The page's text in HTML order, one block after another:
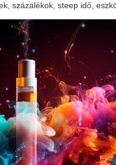
százalékok, steep idő,